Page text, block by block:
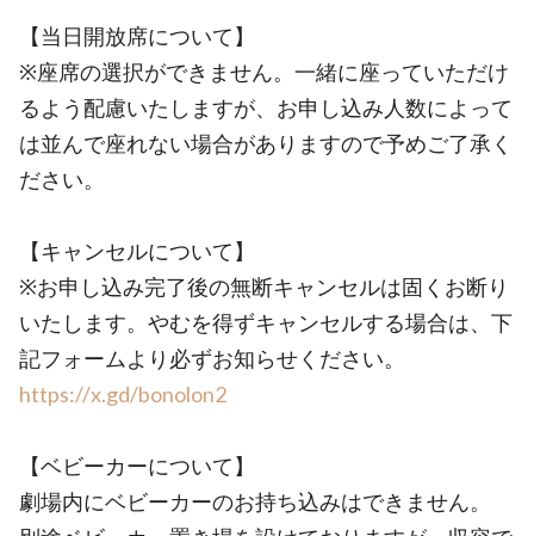
【当日開放席について】
※座席の選択ができません。一緒に座っていただけ
るよう配慮いたしますが、お申し込み人数によって
は並んで座れない場合がありますので予めご了承く
ださい。
【キャンセルについて】
※お申し込み完了後の無断キャンセルは固くお断り
いたします。やむを得ずキャンセルする場合は、下
記フォームより必ずお知らせください。
https://x.gd/bonolon2
【ベビーカーについて】
劇場内にベビーカーのお持ち込みはできません。